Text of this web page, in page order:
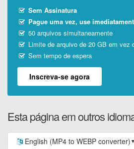
Sem Assinatura
Pague uma vez, use
50 arquivos simultaneamente
Limite de arquivo de 20 GB em vez
Sem tempo de espera
Inscreva-se agora
Esta página em outros
English (MP4 to WEBP converter) ▼